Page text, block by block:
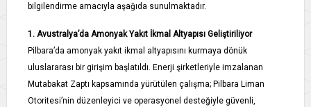
bilgilendirme amacıyla aşağıda sunulmaktadır.
1. Avustralya’da Amonyak Yakıt İkmal Altyapısı Geliştiriliyor
Pilbara’da amonyak yakıt ikmal altyapısını kurmaya dönük
uluslararası bir girişim başlatıldı. Enerji şirketleriyle imzalanan
Mutabakat Zaptı kapsamında yürütülen çalışma; Pilbara Liman
Otoritesi’nin düzenleyici ve operasyonel desteğiyle güvenli,